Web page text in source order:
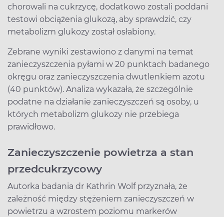
chorowali na cukrzycę, dodatkowo zostali poddani
testowi obciążenia glukozą, aby sprawdzić, czy
metabolizm glukozy został osłabiony.
Zebrane wyniki zestawiono z danymi na temat
zanieczyszczenia pyłami w 20 punktach badanego
okręgu oraz zanieczyszczenia dwutlenkiem azotu
(40 punktów). Analiza wykazała, że szczególnie
podatne na działanie zanieczyszczeń są osoby, u
których metabolizm glukozy nie przebiega
prawidłowo.
Zanieczyszczenie powietrza a stan
przedcukrzycowy
Autorka badania dr Kathrin Wolf przyznała, że
zależność między stężeniem zanieczyszczeń w
powietrzu a wzrostem poziomu markerów